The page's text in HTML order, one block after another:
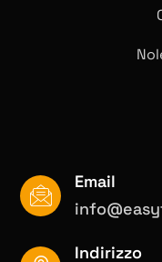
Email
Indirizzo